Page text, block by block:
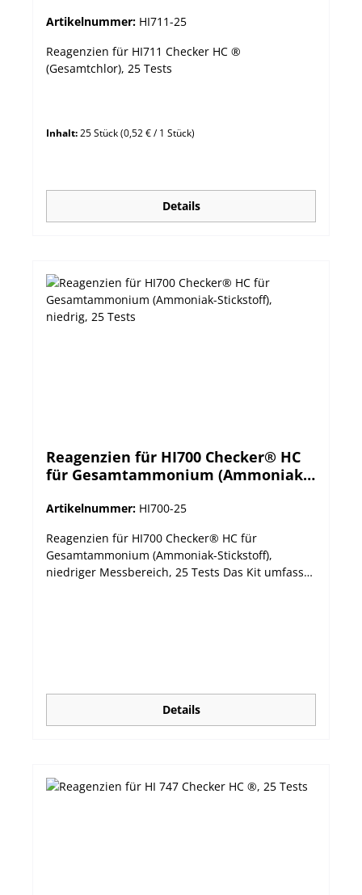
Artikelnummer: HI711-25
Reagenzien für HI711 Checker HC ®
(Gesamtchlor), 25 Tests
Inhalt:25 Stück(0,52 € / 1 Stück)
Details
Reagenzien für HI700 Checker® HC
für Gesamtammonium (Ammoniak-
Artikelnummer: HI700-25
Reagenzien für HI700 Checker® HC für
Gesamtammonium (Ammoniak-Stickstoff),
niedriger Messbereich, 25 Tests Das Kit umfasst
Details